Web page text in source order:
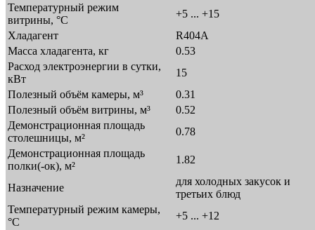
Температурный режим
витрины, °C
+5 ... +15
Хладагент
R404A
Масса хладагента, кг
0.53
Расход электроэнергии в сутки,
кВт
15
Полезный объём камеры, м³
0.31
Полезный объём витрины, м³
0.52
Демонстрационная площадь
столешницы, м²
0.78
Демонстрационная площадь
полки(-ок), м²
1.82
Назначение
для холодных закусок и
третьих блюд
Температурный режим камеры,
°C
+5 ... +12